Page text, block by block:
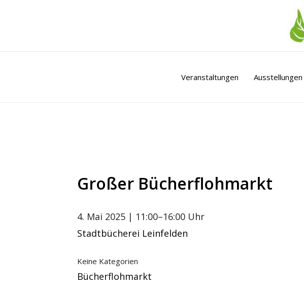
Veranstaltungen Ausstellungen
Großer Bücherflohmarkt
4. Mai 2025 | 11:00–16:00 Uhr
Stadtbücherei Leinfelden
Keine Kategorien
Bücherflohmarkt